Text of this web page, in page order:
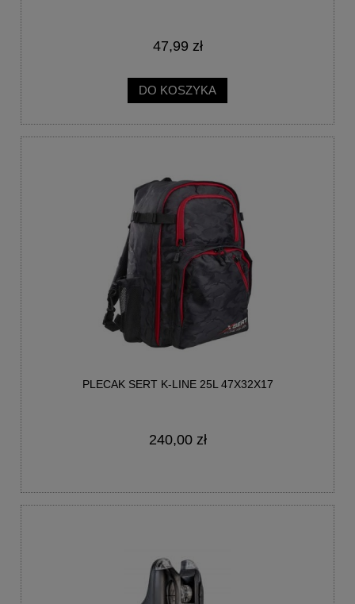
47,99 zł
DO KOSZYKA
PLECAK SERT K-LINE 25L 47X32X17
240,00 zł